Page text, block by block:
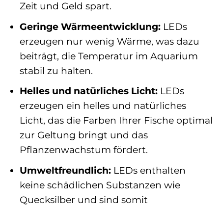
Zeit und Geld spart.
Geringe Wärmeentwicklung:LEDs
erzeugen nur wenig Wärme, was dazu
beiträgt, die Temperatur im Aquarium
stabil zu halten.
Helles und natürliches Licht:LEDs
erzeugen ein helles und natürliches
Licht, das die Farben Ihrer Fische optimal
zur Geltung bringt und das
Pflanzenwachstum fördert.
Umweltfreundlich:LEDs enthalten
keine schädlichen Substanzen wie
Quecksilber und sind somit